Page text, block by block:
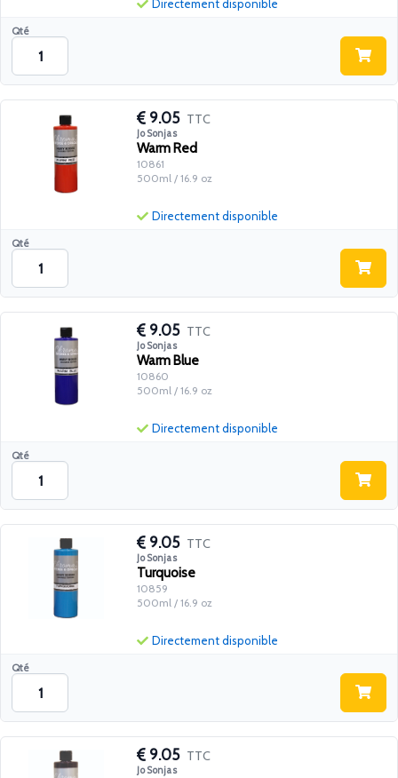
Qté
Directement disponible
9.05 TTC
Jo Sonjas
Warm Red
10861
500ml / 16.9 oz
Qté
Directement disponible
9.05 TTC
Jo Sonjas
Warm Blue
10860
500ml / 16.9 oz
Qté
Directement disponible
9.05 TTC
Jo Sonjas
Turquoise
10859
500ml / 16.9 oz
Qté
Directement disponible
9.05 TTC
Jo Sonjas